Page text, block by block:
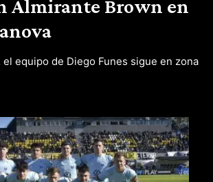
Almirante Brown en
el equipo de Diego Funes sigue en zona